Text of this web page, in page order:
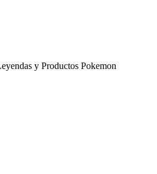
y Productos Pokemon